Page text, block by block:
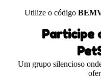
Utilize o código
Participe
Um grupo silencioso